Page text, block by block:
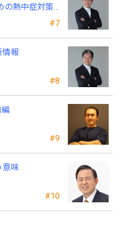
#7
の熱中症対策
#8
情報
#9
#10
意味